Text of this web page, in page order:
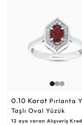
0.10 Karat
Taşlı Oval Yüzük
12 aya varan Alışveriş